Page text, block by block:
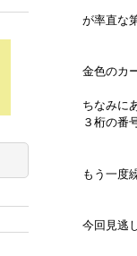
が率直な
金色のカ
ちなみに
３桁の番
もう一度
今回見逃